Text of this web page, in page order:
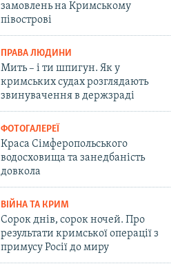
замовлень на Кримському
півострові
ПРАВА ЛЮДИНИ
Мить – і ти шпигун. Як у
кримських судах розглядають
звинувачення в держзраді
ФОТОГАЛЕРЕЇ
Краса Сімферопольського
водосховища та занедбаність
довкола
ВІЙНА ТА КРИМ
Сорок днів, сорок ночей. Про
результати кримської операції з
примусу Росії до миру